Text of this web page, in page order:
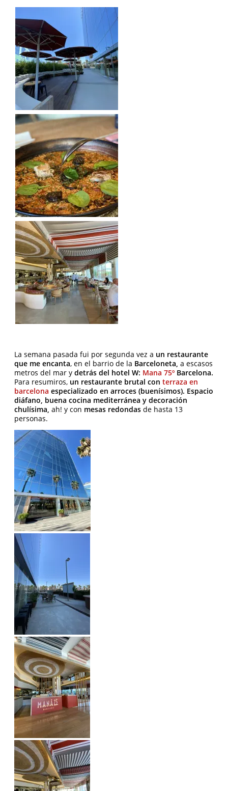
La semana pasada fui por segunda vez a un restaurante
que me encanta, en el barrio de la Barceloneta, a escasos
metros del mar y detrás del hotel W: Mana 75º Barcelona.
Para resumiros, un restaurante brutal con terraza en
barcelona especializado en arroces (buenísimos). Espacio
diáfano, buena cocina mediterránea y decoración
chulísima, ah! y con mesas redondas de hasta 13
personas.